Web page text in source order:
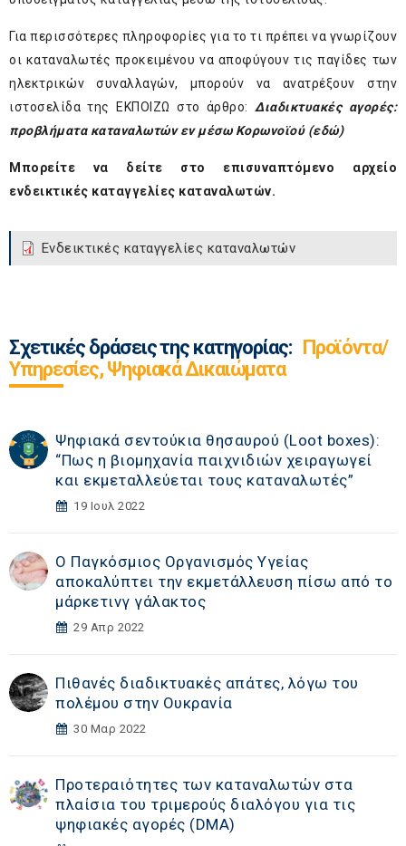
Για περισσότερες πληροφορίες για το τι πρέπει να γνωρίζουν
οι καταναλωτές προκειμένου να αποφύγουν τις παγίδες των
ηλεκτρικών συναλλαγών, μπορούν να ανατρέξουν στην
ιστοσελίδα της ΕΚΠΟΙΖΩ στο άρθρο:Διαδικτυακές αγορές:
προβλήματα καταναλωτών εν μέσω Κορωνοϊού (εδώ)
Μπορείτε να δείτε στο επισυναπτόμενο αρχείο
ενδεικτικές καταγγελίες καταναλωτών.
Ενδεικτικές καταγγελίες καταναλωτών
Σχετικές δράσεις της κατηγορίας: Προϊόντα/
Υπηρεσίες, Ψηφιακά Δικαιώματα
Ψηφιακά σεντούκια θησαυρού (Loot boxes):
“Πως η βιομηχανία παιχνιδιών χειραγωγεί
και εκμεταλλεύεται τους καταναλωτές”
19 Ιουλ 2022
O Παγκόσμιος Οργανισμός Υγείας
αποκαλύπτει την εκμετάλλευση πίσω από το
μάρκετινγ γάλακτος
29 Απρ 2022
Πιθανές διαδικτυακές απάτες, λόγω του
πολέμου στην Ουκρανία
30 Μαρ 2022
Προτεραιότητες των καταναλωτών στα
πλαίσια του τριμερούς διαλόγου για τις
ψηφιακές αγορές (DΜA)